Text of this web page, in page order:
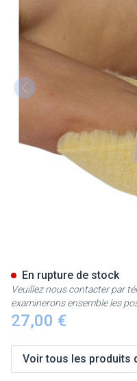
27,00 €
En rupture de stock
Veuillez nous contacter par
examinerons ensemble les
Voir tous les produits